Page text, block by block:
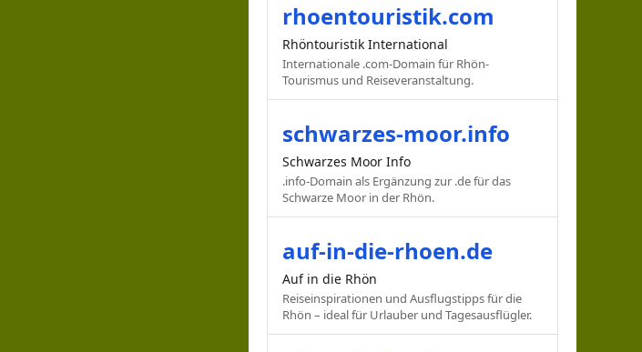
rhoentouristik.com
Rhöntouristik International
Internationale .com-Domain für Rhön-
Tourismus und Reiseveranstaltung.
schwarzes-moor.info
Schwarzes Moor Info
.info-Domain als Ergänzung zur .de für das
Schwarze Moor in der Rhön.
auf-in-die-rhoen.de
Auf in die Rhön
Reiseinspirationen und Ausflugstipps für die
Rhön – ideal für Urlauber und Tagesausflügler.